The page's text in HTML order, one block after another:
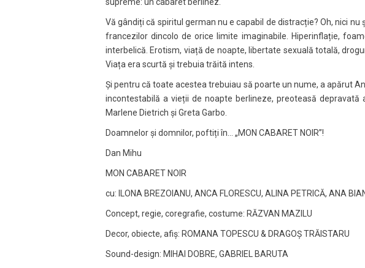
Vă gândiți că spiritul german nu e capabil de distracție? Oh, nici
francezilor dincolo de orice limite imaginabile. Hiperinflație,
interbelică. Erotism, viață de noapte, libertate sexuală totală,
Viața era scurtă și trebuia trăită intens.
Și pentru că toate acestea trebuiau să poarte un nume, a apărut
incontestabilă a vieții de noapte berlineze, preoteasă
Marlene Dietrich și Greta Garbo.
Doamnelor și domnilor, poftiți în… „MON CABARET NOIR”!
Dan Mihu
MON CABARET NOIR
cu: ILONA BREZOIANU, ANCA FLORESCU, ALINA PETRICĂ, ANA
Concept, regie, coregrafie, costume: RĂZVAN MAZILU
Decor, obiecte, afiș: ROMANA TOPESCU & DRAGOȘ TRĂISTARU
Sound-design: MIHAI DOBRE, GABRIEL BARUTA